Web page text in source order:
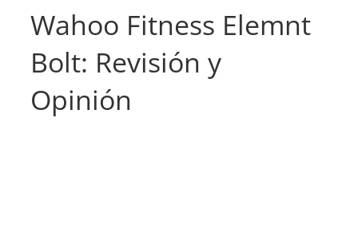
Wahoo Fitness Elemnt
Bolt: Revisión y
Opinión